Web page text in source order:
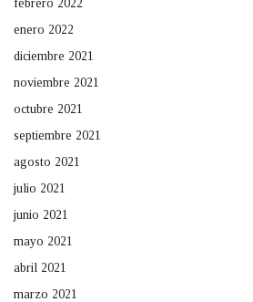
febrero 2022
enero 2022
diciembre 2021
noviembre 2021
octubre 2021
septiembre 2021
agosto 2021
julio 2021
junio 2021
mayo 2021
abril 2021
marzo 2021